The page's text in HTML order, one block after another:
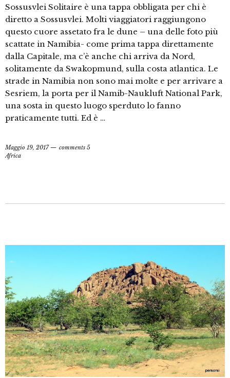
Sossusvlei Solitaire è una tappa obbligata per chi è
diretto a Sossusvlei. Molti viaggiatori raggiungono
questo cuore assetato fra le dune – una delle foto più
scattate in Namibia- come prima tappa direttamente
dalla Capitale, ma c’è anche chi arriva da Nord,
solitamente da Swakopmund, sulla costa atlantica. Le
strade in Namibia non sono mai molte e per arrivare a
Sesriem, la porta per il Namib-Naukluft National Park,
una sosta in questo luogo sperduto lo fanno
praticamente tutti. Ed è …
Maggio 19, 2017
comments 5
Africa